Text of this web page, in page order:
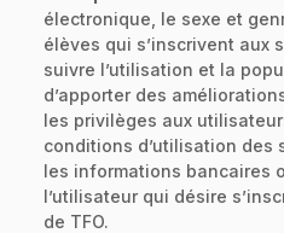
électronique, le sexe et
élèves qui s’inscrivent aux
suivre l’utilisation et la
d’apporter des
les privilèges aux
conditions d’utilisation des
les informations bancaires
l’utilisateur qui désire
de TFO.